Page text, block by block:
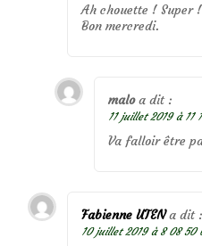
Ah chouette ! Super
Bon mercredi.
malo a dit :
11 juillet 2019 à 11
Va falloir être
Fabienne UTEN a dit :
10 juillet 2019 à 8 08 50